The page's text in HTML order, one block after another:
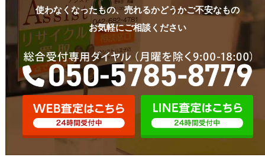
使わなくなったもの、売れるかどうかご不安なもの
お気軽にご相談ください